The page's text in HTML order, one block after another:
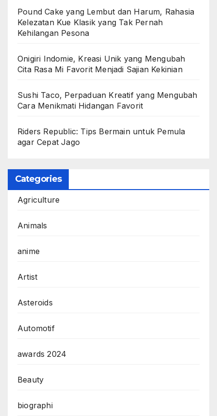
Pound Cake yang Lembut dan Harum, Rahasia
Kelezatan Kue Klasik yang Tak Pernah
Kehilangan Pesona
Onigiri Indomie, Kreasi Unik yang Mengubah
Cita Rasa Mi Favorit Menjadi Sajian Kekinian
Sushi Taco, Perpaduan Kreatif yang Mengubah
Cara Menikmati Hidangan Favorit
Riders Republic: Tips Bermain untuk Pemula
agar Cepat Jago
Categories
Agriculture
Animals
anime
Artist
Asteroids
Automotif
awards 2024
Beauty
biographi